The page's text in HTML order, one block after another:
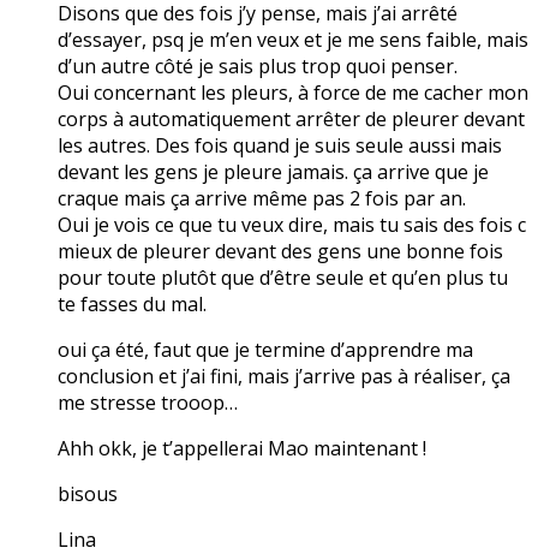
Disons que des fois j’y pense, mais j’ai arrêté
d’essayer, psq je m’en veux et je me sens faible, mais
d’un autre côté je sais plus trop quoi penser.
Oui concernant les pleurs, à force de me cacher mon
corps à automatiquement arrêter de pleurer devant
les autres. Des fois quand je suis seule aussi mais
devant les gens je pleure jamais. ça arrive que je
craque mais ça arrive même pas 2 fois par an.
Oui je vois ce que tu veux dire, mais tu sais des fois c
mieux de pleurer devant des gens une bonne fois
pour toute plutôt que d’être seule et qu’en plus tu
te fasses du mal.
oui ça été, faut que je termine d’apprendre ma
conclusion et j’ai fini, mais j’arrive pas à réaliser, ça
me stresse trooop…
Ahh okk, je t’appellerai Mao maintenant !
bisous
Lina